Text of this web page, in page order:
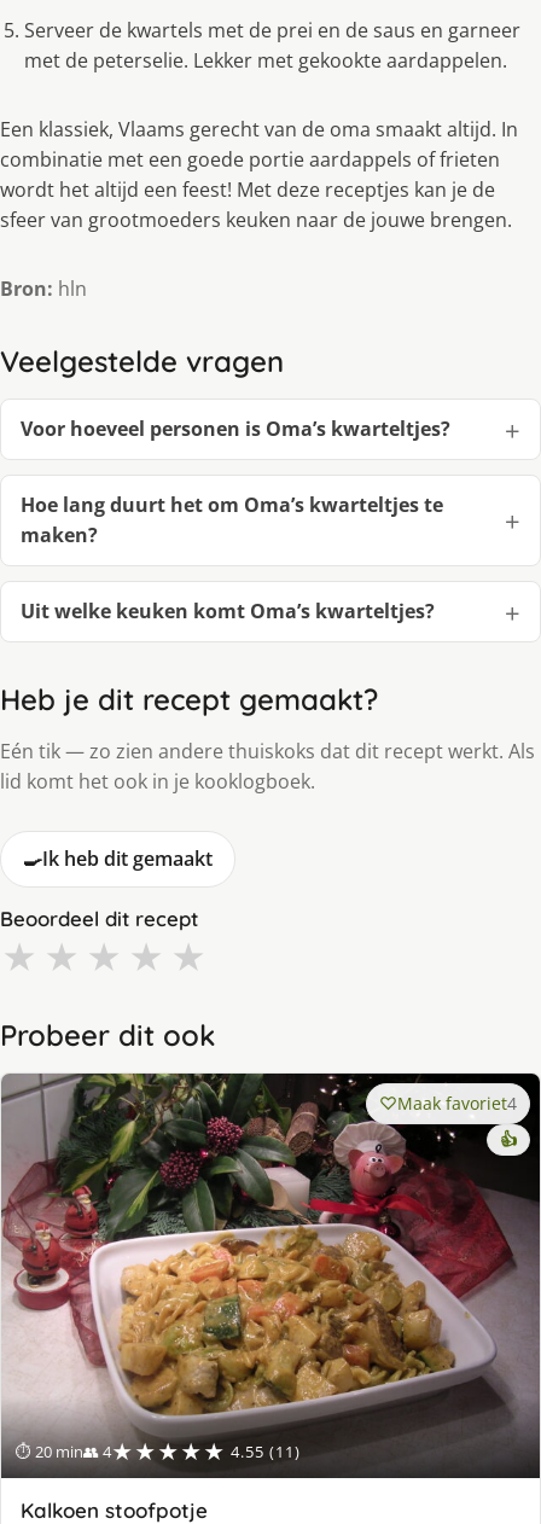
Serveer de kwartels met de prei en de saus en garneer
met de peterselie. Lekker met gekookte aardappelen.
Een klassiek, Vlaams gerecht van de oma smaakt altijd. In
combinatie met een goede portie aardappels of frieten
wordt het altijd een feest! Met deze receptjes kan je de
sfeer van grootmoeders keuken naar de jouwe brengen.
Bron: hln
Veelgestelde vragen
Voor hoeveel personen is Oma’s kwarteltjes?
Hoe lang duurt het om Oma’s kwarteltjes te
maken?
Uit welke keuken komt Oma’s kwarteltjes?
Heb je dit recept gemaakt?
Eén tik — zo zien andere thuiskoks dat dit recept werkt. Als
lid komt het ook in je kooklogboek.
🍳Ik heb dit gemaakt
Beoordeel dit recept
★ ★ ★ ★ ★
Probeer dit ook
⏱ 20 min👥 4★★★★★ 4.55 (11)
Maak favoriet4
👍
Kalkoen stoofpotje